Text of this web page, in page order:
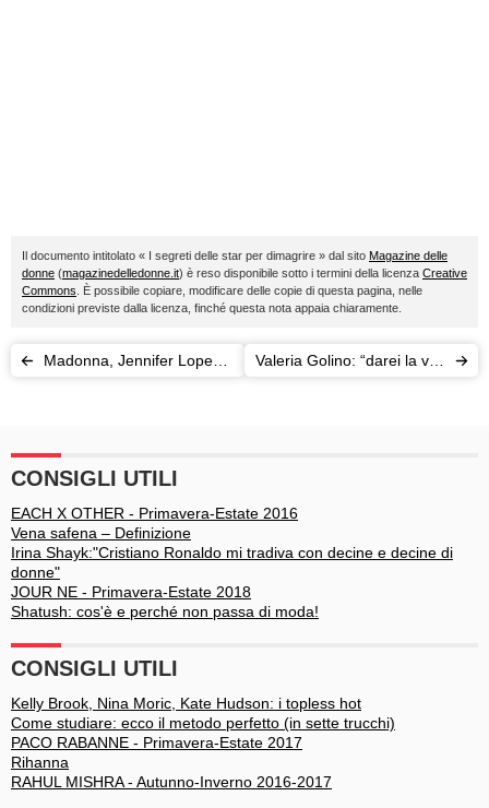
Il documento intitolato « I segreti delle star per dimagrire » dal sito Magazine delle
donne (magazinedelledonne.it) è reso disponibile sotto i termini della licenza Creative
Commons . È possibile copiare, modificare delle copie di questa pagina, nelle
condizioni previste dalla licenza, finché questa nota appaia chiaramente.
Madonna, Jennifer Lopez,
Valeria Golino: “darei la vita
CONSIGLI UTILI
EACH X OTHER - Primavera-Estate 2016
Vena safena – Definizione
Irina Shayk:"Cristiano Ronaldo mi tradiva con decine e decine di
donne"
JOUR NE - Primavera-Estate 2018
Shatush: cos'è e perché non passa di moda!
CONSIGLI UTILI
Kelly Brook, Nina Moric, Kate Hudson: i topless hot
Come studiare: ecco il metodo perfetto (in sette trucchi)
PACO RABANNE - Primavera-Estate 2017
Rihanna
RAHUL MISHRA - Autunno-Inverno 2016-2017